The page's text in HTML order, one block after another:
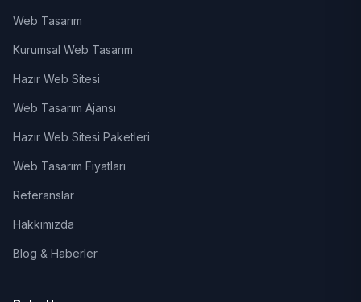
Web Tasarım
Kurumsal Web Tasarım
Hazır Web Sitesi
Web Tasarım Ajansı
Hazır Web Sitesi Paketleri
Web Tasarım Fiyatları
Referanslar
Hakkımızda
Blog & Haberler